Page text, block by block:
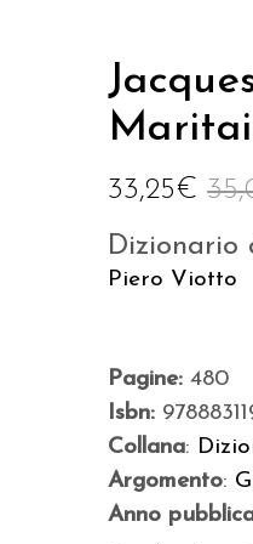
33,25€
Dizionario
Piero Viotto
Pagine: 480
Isbn:
Collana:
Argomento:
Anno